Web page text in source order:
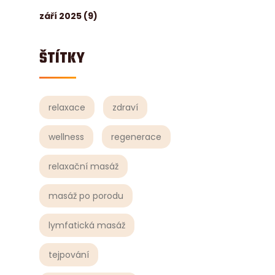
září 2025 (9)
ŠTÍTKY
relaxace zdraví
wellness regenerace
relaxační masáž
masáž po porodu
lymfatická masáž
tejpování